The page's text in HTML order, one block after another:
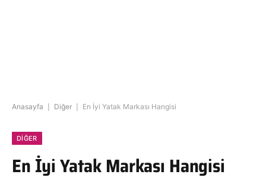
Anasayfa Diğer En İyi Yatak Markası Hangisi
DIĞER
En İyi Yatak Markası Hangisi